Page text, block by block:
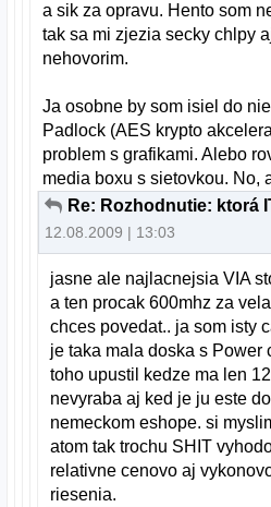
a sik za opravu. Hento som
tak sa mi zjezia secky chlpy
nehovorim.
Ja osobne by som isiel do
Padlock (AES krypto
problem s grafikami. Alebo
media boxu s sietovkou. No,
12.08.2009 | 13:03
jasne ale najlacnejsia VIA
a ten procak 600mhz za
chces povedat.. ja som isty
je taka mala doska s Power
toho upustil kedze ma len
nevyraba aj ked je ju este
nemeckom eshope. si
atom tak trochu SHIT
relativne cenovo aj
riesenia.